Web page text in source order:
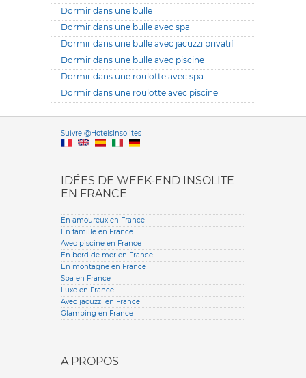
Dormir dans une bulle
Dormir dans une bulle avec spa
Dormir dans une bulle avec jacuzzi privatif
Dormir dans une bulle avec piscine
Dormir dans une roulotte avec spa
Dormir dans une roulotte avec piscine
Suivre @HotelsInsolitesVersione
IDÉES DE WEEK-END INSOLITE
EN FRANCE
En amoureux en France
En famille en France
Avec piscine en France
En bord de mer en France
En montagne en France
Spa en France
Luxe en France
Avec jacuzzi en France
Glamping en France
A PROPOS